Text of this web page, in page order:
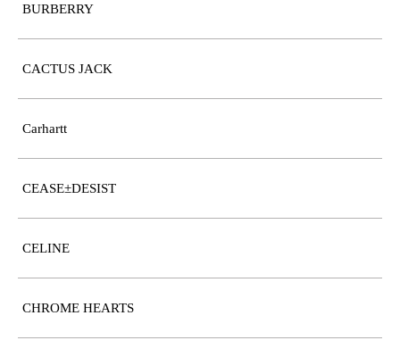
BURBERRY
CACTUS JACK
Carhartt
CEASE±DESIST
CELINE
CHROME HEARTS